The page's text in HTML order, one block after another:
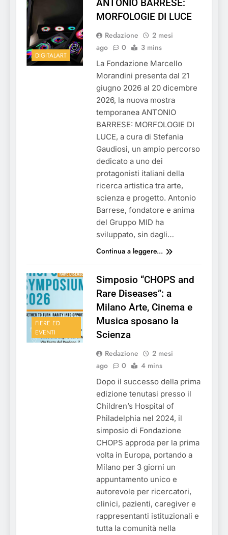
DIGITALART
ANTONIO BARRESE:
MORFOLOGIE DI LUCE
Redazione
2 mesi
ago
0 3 mins
La Fondazione Marcello
Morandini presenta dal 21
giugno 2026 al 20 dicembre
2026, la nuova mostra
temporanea ANTONIO
BARRESE: MORFOLOGIE DI
LUCE, a cura di Stefania
Gaudiosi, un ampio percorso
dedicato a uno dei
protagonisti italiani della
ricerca artistica tra arte,
scienza e progetto. Antonio
Barrese, fondatore e anima
del Gruppo MID ha
sviluppato, sin dagli…
Continua a leggere...
FIERE ED
EVENTI
Simposio “CHOPS and
Rare Diseases”: a
Milano Arte, Cinema e
Musica sposano la
Scienza
Redazione
2 mesi
ago
0 4 mins
Dopo il successo della prima
edizione tenutasi presso il
Children’s Hospital of
Philadelphia nel 2024, il
simposio di Fondazione
CHOPS approda per la prima
volta in Europa, portando a
Milano per 3 giorni un
appuntamento unico e
autorevole per ricercatori,
clinici, pazienti, caregiver e
rappresentanti istituzionali e
tutta la comunità nella